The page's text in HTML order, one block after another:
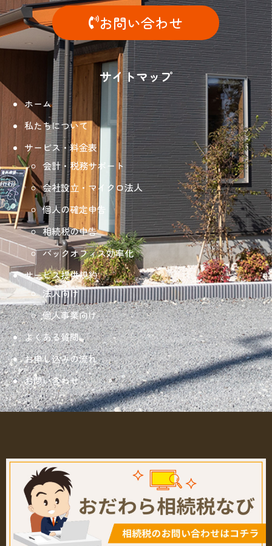
お問い合わせ
サイトマップ
ホーム
私たちについて
サービス・料金表
会計・税務サポート
会社設立・マイクロ法人
個人の確定申告
相続税の申告
バックオフィス効率化
サービス提供規約
法人向け
個人事業向け
よくある質問
お申し込みの流れ
お問い合わせ